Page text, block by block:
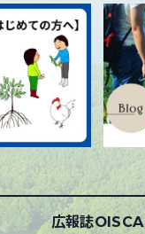
広報誌OISCA